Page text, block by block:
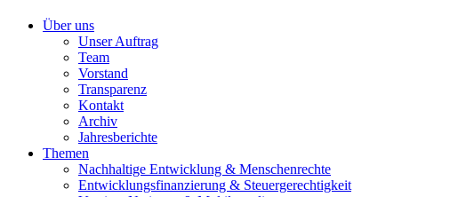
Über uns
Unser Auftrag
Team
Vorstand
Transparenz
Kontakt
Archiv
Jahresberichte
Themen
Nachhaltige Entwicklung & Menschenrechte
Entwicklungsfinanzierung & Steuergerechtigkeit